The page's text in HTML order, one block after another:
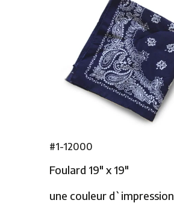
#1-12000
Foulard 19″ x 19″
une couleur d`impression